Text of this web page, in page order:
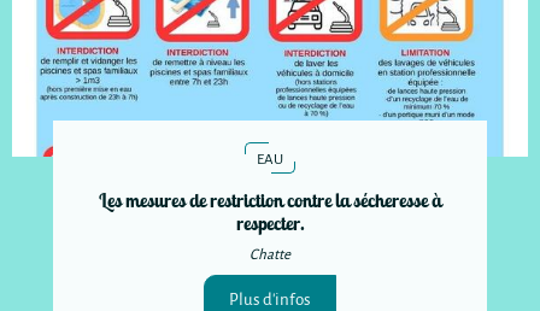
EAU
Les mesures de restriction contre la sécheresse à
respecter.
Chatte
Plus d'infos